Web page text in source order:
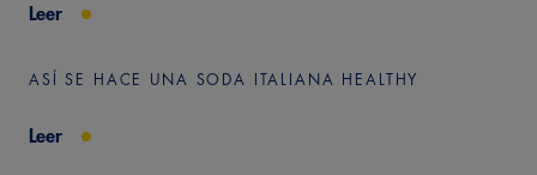
Leer
ASÍ SE HACE UNA SODA ITALIANA HEALTHY
Leer